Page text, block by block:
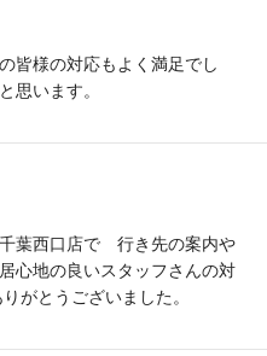
皆様の対応もよく満足でし
思います。
葉西口店で 行き先の案内や
心地の良いスタッフさんの対
しい旅行ができました。 ありがとうございました。